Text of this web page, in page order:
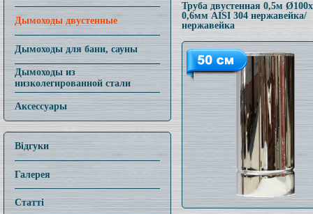
Дымоходы двустенные
Дымоходы для бани, сауны
Дымоходы из
низколегированной стали
Аксессуары
Відгуки
Галерея
Статті
Труба двустенная 0,5м
0,6мм AISI 304 нержавейка/
нержавейка